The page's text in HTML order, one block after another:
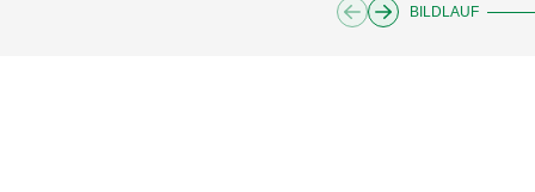
BILDLAUF